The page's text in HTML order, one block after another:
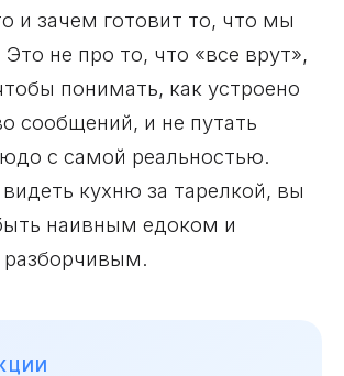
и зачем готовит то, что мы
не про то, что «все врут»,
понимать, как устроено
сообщений, и не путать
с самой реальностью.
кухню за тарелкой, вы
наивным едоком и
разборчивым.